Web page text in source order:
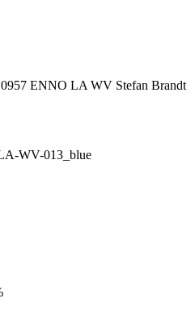
ENNO LA WV Stefan Brandt
WV-013_blue